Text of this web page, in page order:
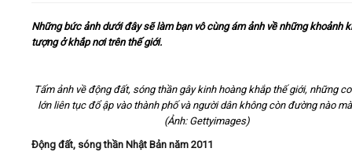
Kiến thức
Những bức ảnh dưới đây sẽ làm bạn vô cùng ám ảnh về những khoảnh
tượng ở khắp nơi trên thế giới.
Tấm ảnh về động đất, sóng thần gây kinh hoàng khắp thế giới, những
lớn liên tục đổ ập vào thành phố và người dân không còn đường nào
(Ảnh: Gettyimages)
Động đất, sóng thần Nhật Bản năm 2011